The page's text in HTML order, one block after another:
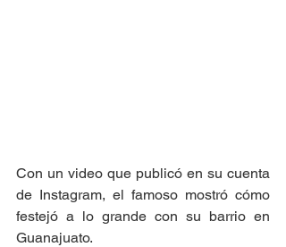
Con un video que publicó en su cuenta
de Instagram, el famoso mostró cómo
festejó a lo grande con su barrio en
Guanajuato.